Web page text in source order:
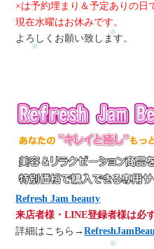
×は予約埋まり＆予定ありの日
現在水曜はお休みです。
よろしくお願い致します。
Refresh Jam beauty
来店者様・LINE登録者様は必
詳細はこちら→